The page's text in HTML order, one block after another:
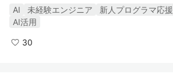
AI 未経験エンジニア 新人プログラマ応援
AI活用
30